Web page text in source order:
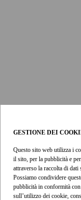
GESTIONE DEI
Questo sito web utilizza i
il sito, per la pubblicità e
attraverso la raccolta di
Possiamo condividere
pubblicità in conformità
sull’utilizzo dei cookie,
Prodotti
Visualizza l’ articolo